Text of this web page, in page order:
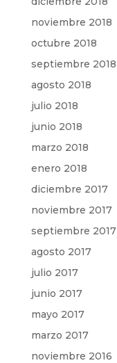
noviembre 2018
octubre 2018
septiembre 2018
agosto 2018
julio 2018
junio 2018
marzo 2018
enero 2018
diciembre 2017
noviembre 2017
septiembre 2017
agosto 2017
julio 2017
junio 2017
mayo 2017
marzo 2017
noviembre 2016